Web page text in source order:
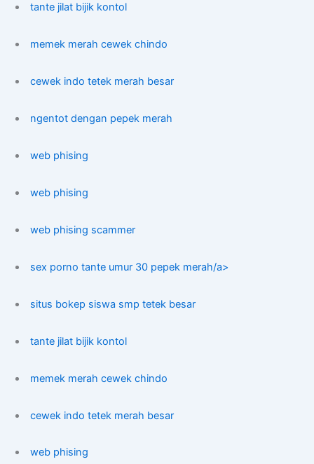
tante jilat bijik kontol
memek merah cewek chindo
cewek indo tetek merah besar
ngentot dengan pepek merah
web phising
web phising
web phising scammer
sex porno tante umur 30 pepek merah/a>
situs bokep siswa smp tetek besar
tante jilat bijik kontol
memek merah cewek chindo
cewek indo tetek merah besar
web phising